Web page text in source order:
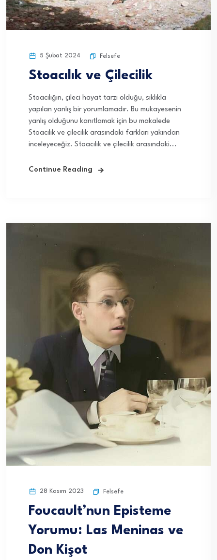
5 Şubat 2024 Felsefe
Stoacılık ve Çilecilik
Stoacılığın, çileci hayat tarzı olduğu, sıklıkla
yapılan yanlış bir yorumlamadır. Bu mukayesenin
yanlış olduğunu kanıtlamak için bu makalede
Stoacılık ve çilecilik arasındaki farkları yakından
inceleyeceğiz. Stoacılık ve çilecilik arasındaki...
Continue Reading
28 Kasım 2023 Felsefe
Foucault’nun Episteme
Yorumu: Las Meninas ve
Don Kişot